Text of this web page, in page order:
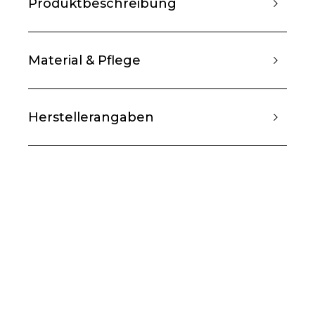
Produktbeschreibung
Material & Pflege
Herstellerangaben